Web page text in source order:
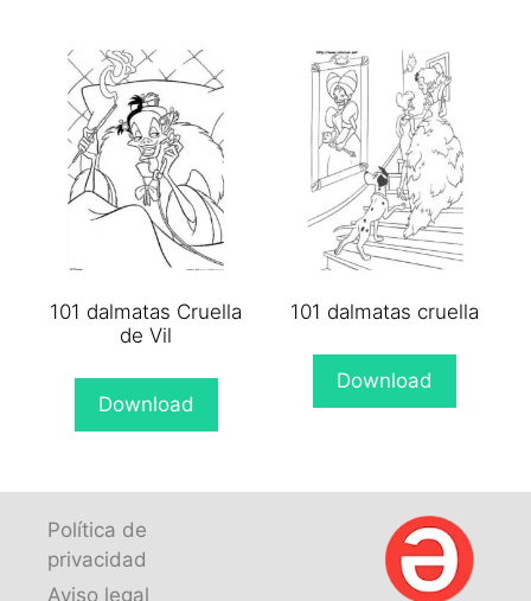
101 dalmatas Cruella
de Vil
Download
101 dalmatas cruella
Download
Política de
privacidad
Aviso legal